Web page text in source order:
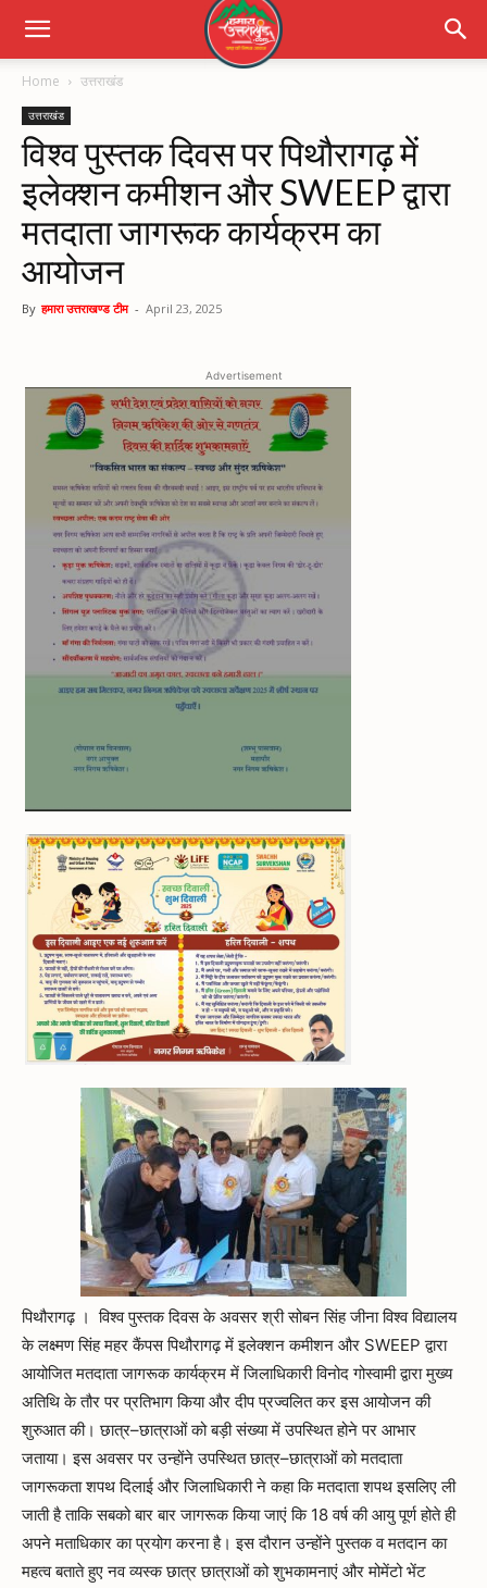
Home उत्तराखंड
उत्तराखंड
विश्व पुस्तक दिवस पर पिथौरागढ़ में
इलेक्शन कमीशन और SWEEP द्वारा
मतदाता जागरूक कार्यक्रम का
आयोजन
By हमारा उत्तराखण्ड टीम - April 23, 2025
Advertisement
पिथौरागढ़ । विश्व पुस्तक दिवस के अवसर श्री सोबन सिंह जीना विश्व विद्यालय
के लक्ष्मण सिंह महर कैंपस पिथौरागढ़ में इलेक्शन कमीशन और SWEEP द्वारा
आयोजित मतदाता जागरूक कार्यक्रम में जिलाधिकारी विनोद गोस्वामी द्वारा मुख्य
अतिथि के तौर पर प्रतिभाग किया और दीप प्रज्वलित कर इस आयोजन की
शुरुआत की। छात्र–छात्राओं को बड़ी संख्या में उपस्थित होने पर आभार
जताया। इस अवसर पर उन्होंने उपस्थित छात्र–छात्राओं को मतदाता
जागरूकता शपथ दिलाई और जिलाधिकारी ने कहा कि मतदाता शपथ इसलिए ली
जाती है ताकि सबको बार बार जागरूक किया जाएं कि 18 वर्ष की आयु पूर्ण होते ही
अपने मताधिकार का प्रयोग करना है। इस दौरान उन्होंने पुस्तक व मतदान का
महत्व बताते हुए नव व्यस्क छात्र छात्राओं को शुभकामनाएं और मोमेंटो भेंट